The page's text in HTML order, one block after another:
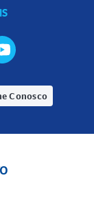
Conosco